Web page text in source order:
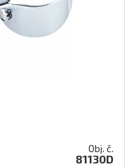
Obj. č.
81130D